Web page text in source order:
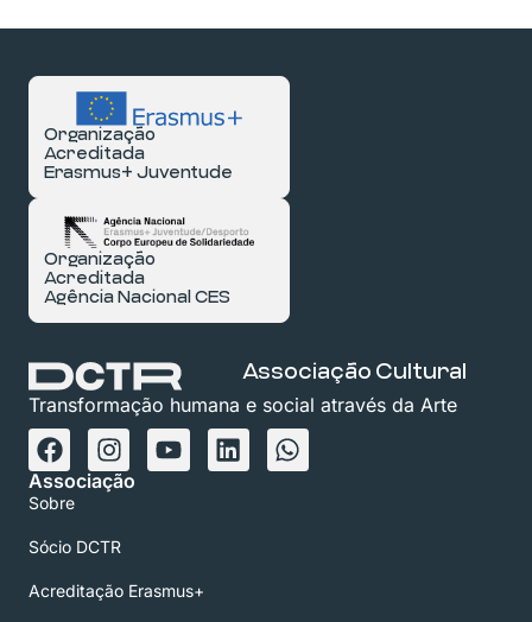
Organização
Acreditada
Erasmus+ Juventude
Organização
Acreditada
Agência Nacional CES
Associação Cultural
Transformação humana e social através da Arte
Associação
Sobre
Sócio DCTR
Acreditação Erasmus+